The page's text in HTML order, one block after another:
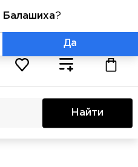
+7 (800) 775-71-06
Найти
Балашиха?
Да